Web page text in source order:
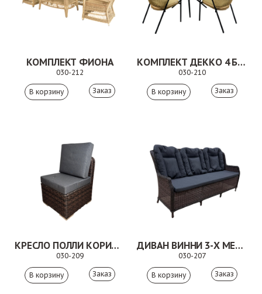
КОМПЛЕКТ ФИОНА
030-212
Заказ
КОМПЛЕКТ ДЕККО 4 БЕЖЕВЫЙ
030-210
Заказ
КРЕСЛО ПОЛЛИ КОРИЧНЕВОЕ
030-209
Заказ
ДИВАН ВИННИ 3-Х МЕСТНЫЙ КОРИЧНЕВЫЙ
030-207
Заказ